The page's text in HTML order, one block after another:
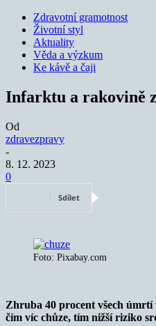
Zdravotní gramotnost
Životní styl
Aktuality
Věda a výzkum
Ke kávě a čaji
Infarktu a rakovině
Od
zdravezpravy
-
8. 12. 2023
0
Sdílet
Foto: Pixabay.com
Zhruba 40 procent všech
čím víc chůze, tím nižší riziko